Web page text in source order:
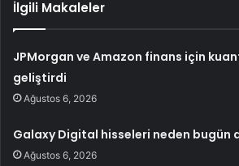
İlgili Makaleler
JPMorgan ve Amazon finans için
geliştirdi
Ağustos 6, 2026
Galaxy Digital hisseleri neden bugün
Ağustos 6, 2026